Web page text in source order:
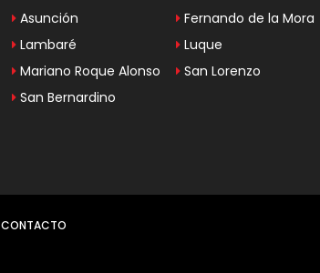
Asunción
Fernando de la Mora
Lambaré
Luque
Mariano Roque Alonso
San Lorenzo
San Bernardino
CONTACTO